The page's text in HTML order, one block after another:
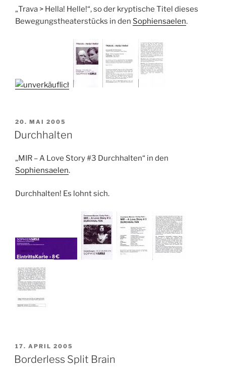
„Trava > Hella! Helle!“, so der kryptische Titel dieses
Bewegungstheaterstücks in den Sophiensaelen.
VERÖFFENTLICHT
AM
20. MAI 2005
Durchhalten
„MIR – A Love Story #3 Durchhalten“ in den
Sophiensaelen.
Durchhalten! Es lohnt sich.
VERÖFFENTLICHT
AM
17. APRIL 2005
Borderless Split Brain